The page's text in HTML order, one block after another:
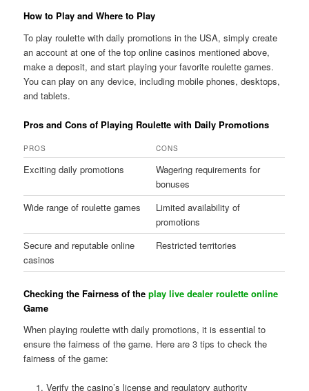
How to Play and Where to Play
To play roulette with daily promotions in the USA, simply create
an account at one of the top online casinos mentioned above,
make a deposit, and start playing your favorite roulette games.
You can play on any device, including mobile phones, desktops,
and tablets.
Pros and Cons of Playing Roulette with Daily Promotions
PROS CONS
Exciting daily promotions
Wagering requirements for
bonuses
Wide range of roulette games
Limited availability of
promotions
Secure and reputable online
casinos
Restricted territories
Checking the Fairness of theplay live dealer roulette online
Game
When playing roulette with daily promotions, it is essential to
ensure the fairness of the game. Here are 3 tips to check the
fairness of the game:
Verify the casino’s license and regulatory authority